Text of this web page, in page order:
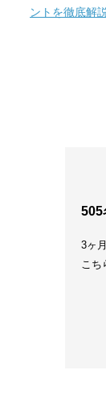
ントを徹底解説
505
3ヶ
こち